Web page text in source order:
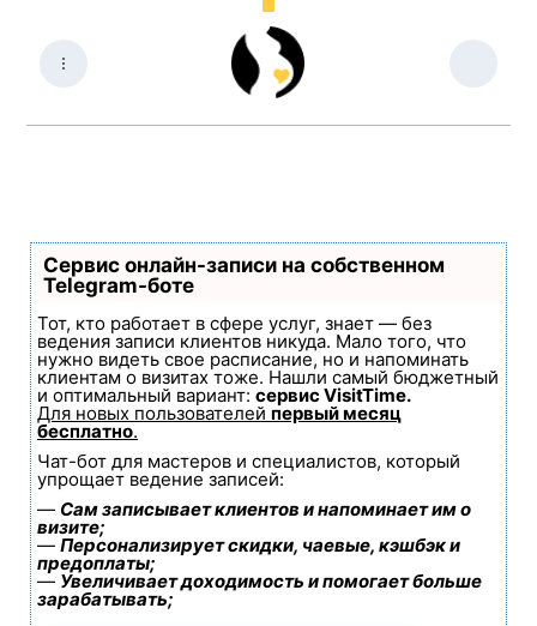
Сервис онлайн-записи на собственном
Telegram-боте
Тот, кто работает в сфере услуг, знает — без
ведения записи клиентов никуда. Мало того, что
нужно видеть свое расписание, но и напоминать
клиентам о визитах тоже. Нашли самый бюджетный
и оптимальный вариант: сервис VisitTime.
Для новых пользователей первый месяц
бесплатно.
Чат-бот для мастеров и специалистов, который
упрощает ведение записей:
— Сам записывает клиентов и напоминает им о
визите;
— Персонализирует скидки, чаевые, кэшбэк и
предоплаты;
— Увеличивает доходимость и помогает больше
зарабатывать;